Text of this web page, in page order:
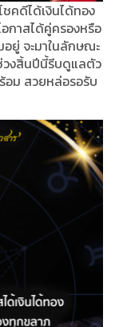
คดีได้เงินได้ทอง
กาสได้คู่ครองหรือ
ยู่ จะมาในลักษณะ
วงสิ้นปีนี้รีบดูแลตัว
อม สวยหล่อรอรับ